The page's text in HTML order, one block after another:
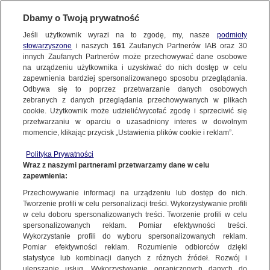
FAKTY | ZOBACZ FAKTY
Kolejny dzień, kolejne problemy z receptami dla pacjentów. "Nie byłam w
stanie wypisać leku"
NAJNOWSZE
ZOBACZ FAKTY
FAKTY PO FAKTACH
FAKTY O ŚWIECIE
WIĘCEJ
KANAŁY
Dzień dobry!
Jedno konto do wszystkich usług
Dbamy o Twoją prywatność
Jeśli użytkownik wyrazi na to zgodę, my, nasze podmioty
stowarzyszone i naszych 161Zaufanych Partnerów IAB oraz 30
innych Zaufanych Partnerów może przechowywać dane osobowe
na urządzeniu użytkownika i uzyskiwać do nich dostęp w celu
zapewnienia bardziej spersonalizowanego sposobu przeglądania.
Odbywa się to poprzez przetwarzanie danych osobowych
zebranych z danych przeglądania przechowywanych w plikach
cookie. Użytkownik może udzielić/wycofać zgodę i sprzeciwić się
przetwarzaniu w oparciu o uzasadniony interes w dowolnym
momencie, klikając przycisk „Ustawienia plików cookie i reklam”.
Polityka Prywatności
Wraz z naszymi partnerami przetwarzamy dane w celu
zapewnienia:
Przechowywanie informacji na urządzeniu lub dostęp do nich.
Tworzenie profili w celu personalizacji treści. Wykorzystywanie profili
w celu doboru spersonalizowanych treści. Tworzenie profili w celu
spersonalizowanych reklam. Pomiar efektywności treści.
Wykorzystanie profili do wyboru spersonalizowanych reklam.
Pomiar efektywności reklam. Rozumienie odbiorców dzięki
statystyce lub kombinacji danych z różnych źródeł. Rozwój i